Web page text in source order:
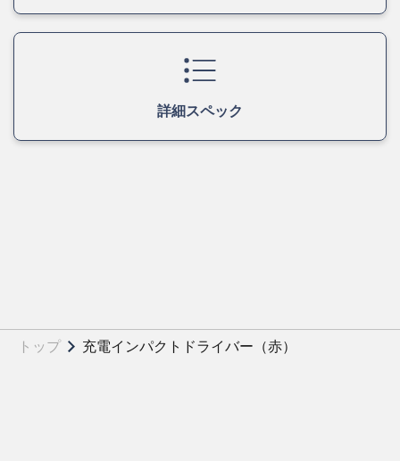
詳細スペック
トップ 充電インパクトドライバー（赤）